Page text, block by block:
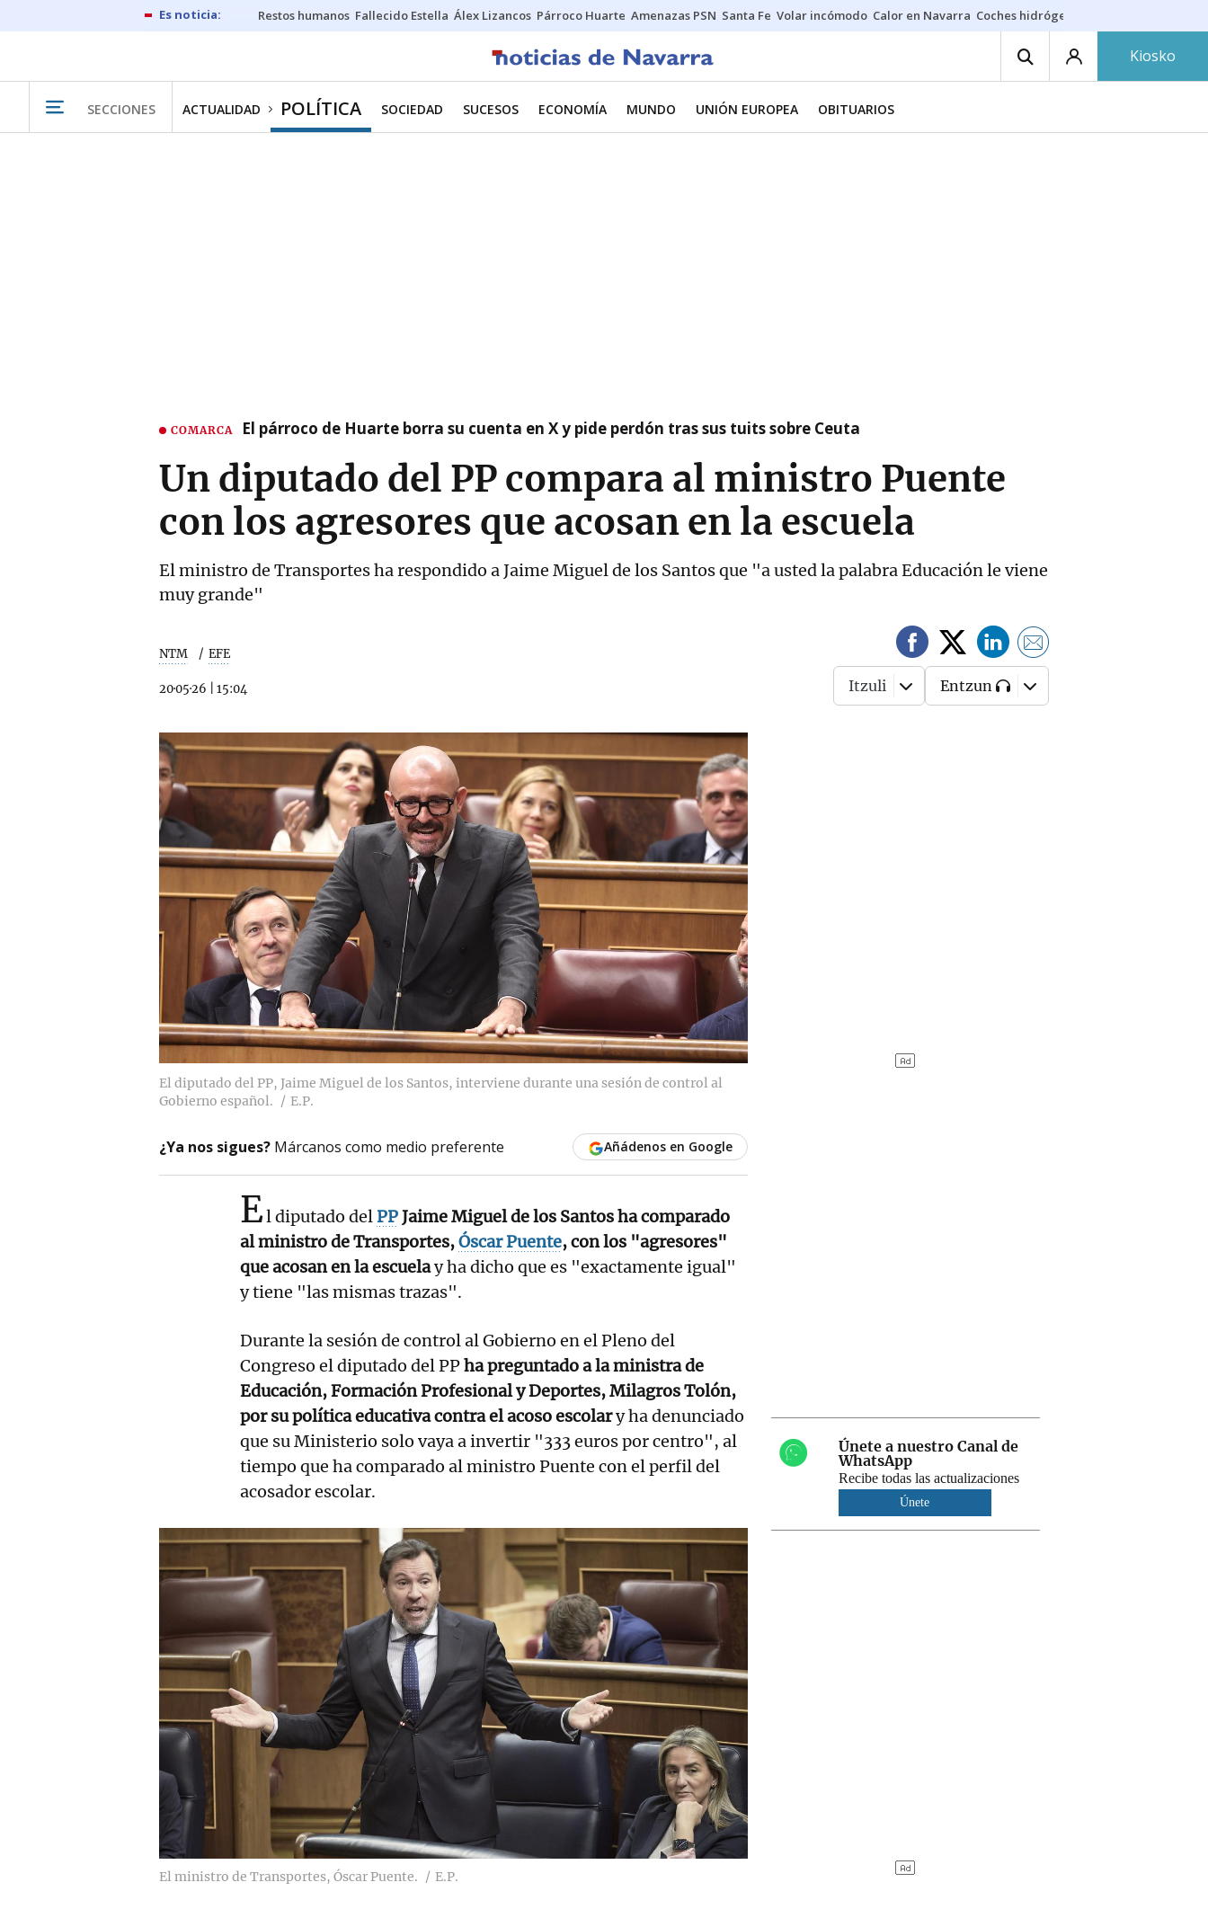
Restos humanos Fallecido Estella Álex Lizancos Párroco Huarte Amenazas PSN Santa Fe Volar incómodo Calor en Navarra Coches hidrógeno
Kiosko
SECCIONES ACTUALIDAD POLÍTICA SOCIEDAD SUCESOS ECONOMÍA MUNDO UNIÓN EUROPEA OBITUARIOS
COMARCA El párroco de Huarte borra su cuenta en X y pide perdón tras sus tuits sobre Ceuta
Un diputado del PP compara al ministro Puente
con los agresores que acosan en la escuela
El ministro de Transportes ha respondido a Jaime Miguel de los Santos que "a usted la palabra Educación le viene
muy grande"
NTM EFE
20·05·26 15:04 Itzuli Entzun
El diputado del PP, Jaime Miguel de los Santos, interviene durante una sesión de control al
Gobierno español.
E.P.
¿Ya nos sigues? Márcanos como medio preferente Añádenos en Google
El diputado delPPJaime Miguel de los Santos ha comparado
al ministro de Transportes,Óscar Puente, con los "agresores"
que acosan en la escuelay ha dicho que es "exactamente igual"
y tiene "las mismas trazas".
Durante la sesión de control al Gobierno en el Pleno del
Congreso el diputado del PPha preguntado a la ministra de
Educación, Formación Profesional y Deportes, Milagros Tolón,
por su política educativa contra el acoso escolary ha denunciado
que su Ministerio solo vaya a invertir "333 euros por centro", al
tiempo que ha comparado al ministro Puente con el perfil del
acosador escolar.
El ministro de Transportes, Óscar Puente. E.P.
Únete a nuestro Canal de
WhatsApp
Recibe todas las actualizaciones
Únete